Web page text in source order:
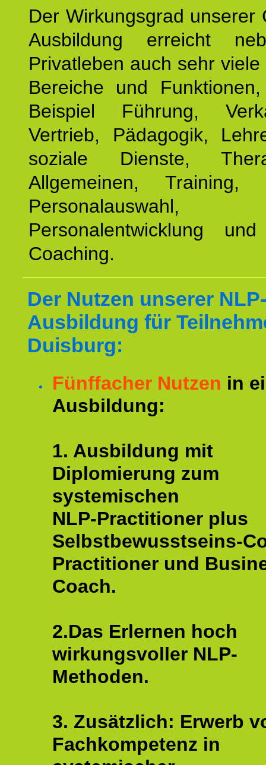
Der Wirkungsgrad unserer
Ausbildung erreicht
Privatleben auch sehr
Bereiche und
Beispiel Führung,
Vertrieb, Pädagogik,
soziale Dienste,
Allgemeinen, Training,
Personalauswahl,
Personalentwicklung
Coaching.
Der Nutzen unserer
Ausbildung für
Duisburg:
Fünffacher Nutzen in
Ausbildung:
1. Ausbildung mit
Diplomierung zum
systemischen
NLP-Practitioner plus
Selbstbewusstseins-
Practitioner und
Coach.
2.Das Erlernen hoch
wirkungsvoller NLP-
Methoden.
3. Zusätzlich: Erwerb
Fachkompetenz in